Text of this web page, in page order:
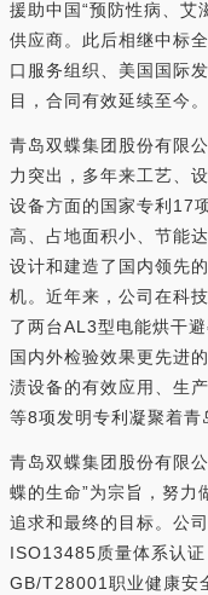
援助中国“预防性病、艾
供应商。此后相继中标
口服务组织、美国国际
目，合同有效延续至今。
青岛双蝶集团股份有限
力突出，多年来工艺、
设备方面的国家专利17
高、占地面积小、节能
设计和建造了国内领先
机。近年来，公司在科
了两台AL3型电能烘干
国内外检验效果更先进
渍设备的有效应用、生
等8项发明专利凝聚着青
青岛双蝶集团股份有限
蝶的生命”为宗旨，努力
追求和最终的目标。公
ISO13485质量体系认
GB/T28001职业健康安